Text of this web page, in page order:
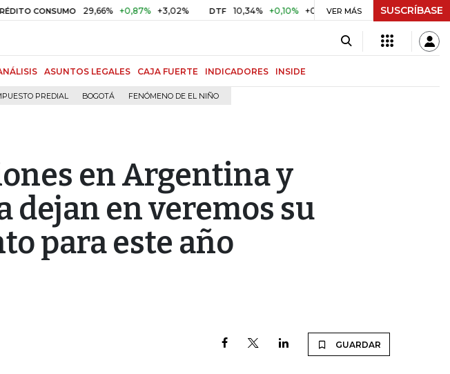
29,66% +0,87% +3,02% DTF 10,34% +0,10% +0,98% UVR $ 416,81 +$ 0,05 +0,01%
VER MÁS SUSCRÍBASE
ASUNTOS LEGALES CAJA FUERTE INDICADORES INSIDE
PREDIAL BOGOTÁ FENÓMENO DE EL NIÑO
en Argentina y
dejan en veremos su
para este año
GUARDAR